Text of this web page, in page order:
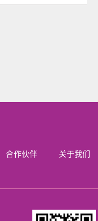
合作伙伴 关于我们